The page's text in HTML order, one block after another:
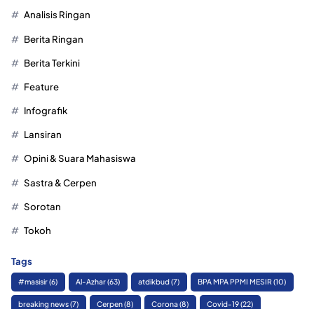
Analisis Ringan
Berita Ringan
Berita Terkini
Feature
Infografik
Lansiran
Opini & Suara Mahasiswa
Sastra & Cerpen
Sorotan
Tokoh
Tags
#masisir(6) Al-Azhar(63) atdikbud(7) BPA MPA PPMI MESIR(10)
breaking news(7) Cerpen(8) Corona(8) Covid-19(22)